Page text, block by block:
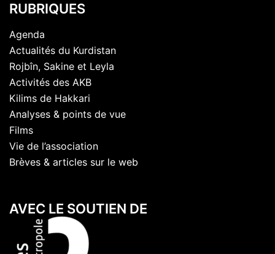
RUBRIQUES
Agenda
Actualités du Kurdistan
Rojbîn, Sakine et Leyla
Activités des AKB
Kilims de Hakkari
Analyses & points de vue
Films
Vie de l’association
Brèves & articles sur le web
AVEC LE SOUTIEN DE